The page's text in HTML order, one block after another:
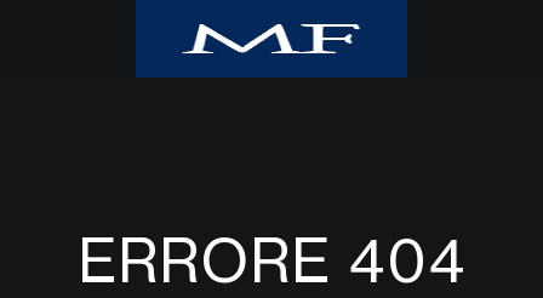
Milano Finanza
EventiERRORE 404